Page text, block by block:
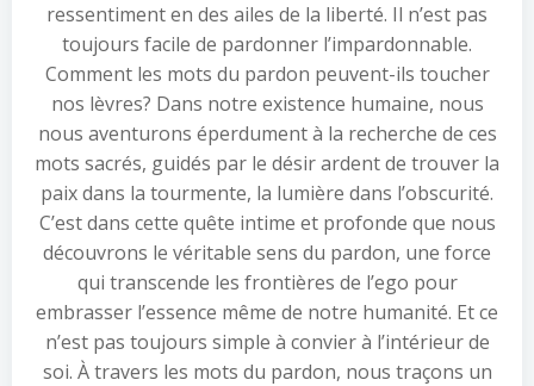
ressentiment en des ailes de la liberté. Il n’est pas
toujours facile de pardonner l’impardonnable.
Comment les mots du pardon peuvent-ils toucher
nos lèvres? Dans notre existence humaine, nous
nous aventurons éperdument à la recherche de ces
mots sacrés, guidés par le désir ardent de trouver la
paix dans la tourmente, la lumière dans l’obscurité.
C’est dans cette quête intime et profonde que nous
découvrons le véritable sens du pardon, une force
qui transcende les frontières de l’ego pour
embrasser l’essence même de notre humanité. Et ce
n’est pas toujours simple à convier à l’intérieur de
soi. À travers les mots du pardon, nous traçons un